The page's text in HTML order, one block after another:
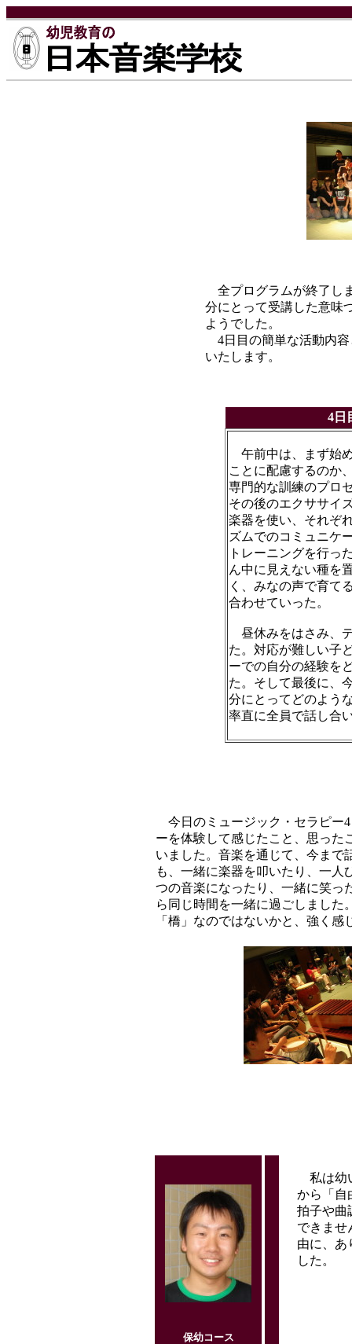
全プログラムが終了し
分にとって受講した意味
ようでした。
4日目の簡単な活動内容
いたします。
4日
午前中は、まず始
ことに配慮するのか
専門的な訓練のプロ
その後のエクササイ
楽器を使い、それぞ
ズムでのコミュニケ
トレーニングを行っ
ん中に見えない種を
く、みなの声で育て
合わせていった。
昼休みをはさみ、
た。対応が難しい子
ーでの自分の経験を
た。そして最後に、
分にとってどのよう
率直に全員で話し合
今日のミュージック・セラピー
ーを体験して感じたこと、思った
いました。音楽を通じて、今まで
も、一緒に楽器を叩いたり、一人
つの音楽になったり、一緒に笑っ
ら同じ時間を一緒に過ごしました
「橋」なのではないかと、強く感
保幼コース
私は幼
から「自
拍子や曲
できませ
由に、あ
した。